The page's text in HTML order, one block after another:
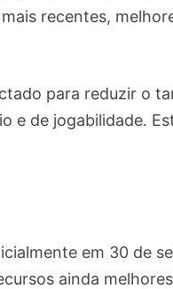
recentes,
para reduzir o
e de jogabilidade.
em 30 de
ainda